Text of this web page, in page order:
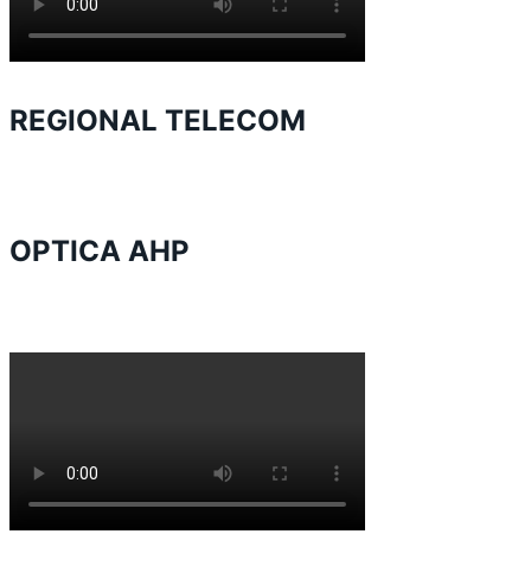
REGIONAL TELECOM
OPTICA AHP